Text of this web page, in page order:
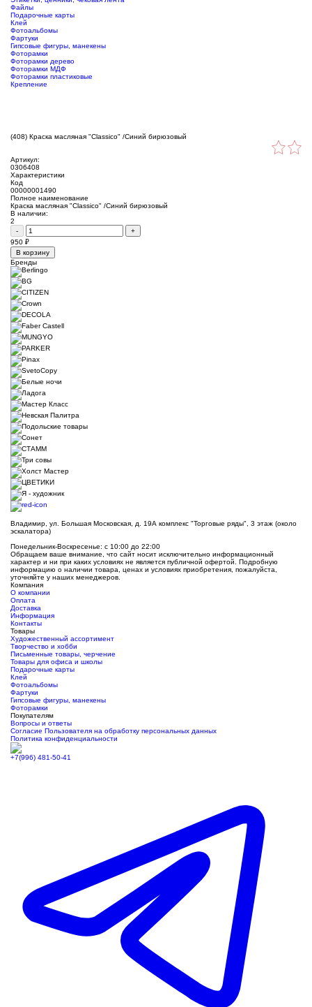
Файлы
Подарочные карты
Клей
Фотоальбомы
Фартуки
Гипсовые фигуры, манекены
Фоторамки
Фоторамки дерево
Фоторамки МДФ
Фоторамки пластиковые
Крепление
(408) Краска масляная "Classico" /Синий бирюзовый
Артикул:
0306408
Характеристики
Код
00000001490
Полное наименование
Краска масляная "Classico" /Синий бирюзовый
В наличии:
2
-
+
950 ₽
В корзину
Бренды
Владимир, ул. Большая Московская, д. 19А комплекс "Торговые ряды", 3 этаж (около
эскалатора)
Понедельник-Воскресенье: с 10:00 до 22:00
Обращаем ваше внимание, что сайт носит исключительно информационный
характер и ни при каких условиях не является публичной офертой. Подробную
информацию о наличии товара, ценах и условиях приобретения, пожалуйста,
уточняйте у наших менеджеров.
Компания
О компании
Оплата
Доставка
Информация
Контакты
Товары
Художественный ассортимент
Творчество и хобби
Письменные товары, черчение
Товары для офиса и школы
Подарочные карты
Клей
Фотоальбомы
Фартуки
Гипсовые фигуры, манекены
Фоторамки
Покупателям
Вопросы и ответы
Согласие Пользователя на обработку персональных данных
Политика конфиденциальности
+7(996) 481-50-41